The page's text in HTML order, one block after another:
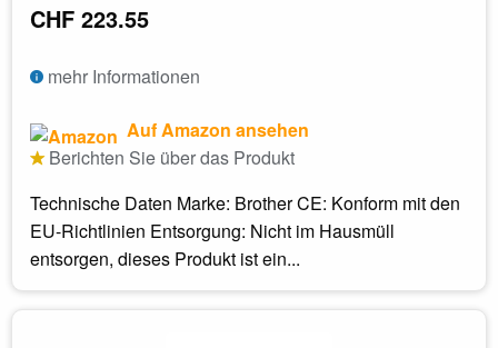
CHF 223.55
mehr Informationen
Auf Amazon ansehen
Berichten Sie über das Produkt
Technische Daten Marke: Brother CE: Konform mit den
EU-Richtlinien Entsorgung: Nicht im Hausmüll
entsorgen, dieses Produkt ist ein...